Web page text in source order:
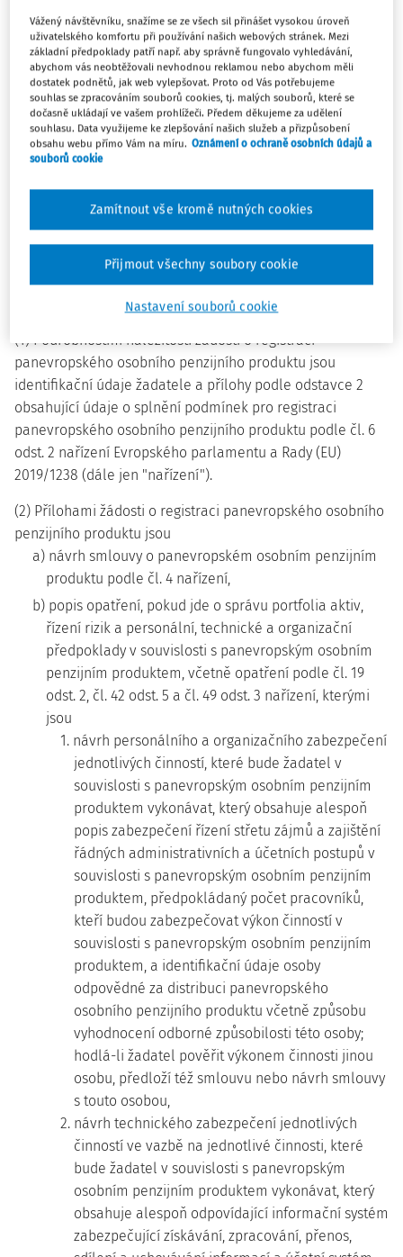
a) právnické osoby a podnikající fyzické osoby název
nebo jméno, sídlo, skutečné sídlo, liší-li se od sídla, a
identifikační číslo osoby nebo obdobné číslo
přidělované v zahraničí,
b) fyzické osoby, která není podnikatelem, jméno a
rodné číslo, nebo, nebylo-li přiděleno, datum
§ 3
Žádost o registraci panevropského osobního penzijního
produktu
(K § 3 odst. 3 zákona)
(1) Podrobnostmi náležitostí žádosti o registraci
panevropského osobního penzijního produktu jsou
identifikační údaje žadatele a přílohy podle odstavce 2
obsahující údaje o splnění podmínek pro registraci
panevropského osobního penzijního produktu podle čl. 6
odst. 2 nařízení Evropského parlamentu a Rady (EU)
2019/1238 (dále jen "nařízení").
(2) Přílohami žádosti o registraci panevropského osobního
penzijního produktu jsou
a) návrh smlouvy o panevropském osobním penzijním
produktu podle čl. 4 nařízení,
b) popis opatření, pokud jde o správu portfolia aktiv,
řízení rizik a personální, technické a organizační
předpoklady v souvislosti s panevropským osobním
penzijním produktem, včetně opatření podle čl. 19
odst. 2, čl. 42 odst. 5 a čl. 49 odst. 3 nařízení, kterými
jsou
1. návrh personálního a organizačního zabezpečení
jednotlivých činností, které bude žadatel v
souvislosti s panevropským osobním penzijním
produktem vykonávat, který obsahuje alespoň
popis zabezpečení řízení střetu zájmů a zajištění
řádných administrativních a účetních postupů v
souvislosti s panevropským osobním penzijním
produktem, předpokládaný počet pracovníků,
kteří budou zabezpečovat výkon činností v
souvislosti s panevropským osobním penzijním
produktem, a identifikační údaje osoby
odpovědné za distribuci panevropského
osobního penzijního produktu včetně způsobu
vyhodnocení odborné způsobilosti této osoby;
hodlá-li žadatel pověřit výkonem činnosti jinou
osobu, předloží též smlouvu nebo návrh smlouvy
s touto osobou,
2. návrh technického zabezpečení jednotlivých
činností ve vazbě na jednotlivé činnosti, které
bude žadatel v souvislosti s panevropským
osobním penzijním produktem vykonávat, který
obsahuje alespoň odpovídající informační systém
zabezpečující získávání, zpracování, přenos,
Vážený návštěvníku, snažíme se ze všech sil přinášet vysokou úroveň
uživatelského komfortu při používání našich webových stránek. Mezi
základní předpoklady patří např. aby správně fungovalo vyhledávání,
abychom vás neobtěžovali nevhodnou reklamou nebo abychom měli
dostatek podnětů, jak web vylepšovat. Proto od Vás potřebujeme
souhlas se zpracováním souborů cookies, tj. malých souborů, které se
dočasně ukládají ve vašem prohlížeči. Předem děkujeme za udělení
souhlasu. Data využijeme ke zlepšování našich služeb a přizpůsobení
obsahu webu přímo Vám na míru. Oznámení o ochraně osobních údajů a
souborů cookie
Nastavení souborů cookie
Zamítnout vše kromě nutných cookies
Přijmout všechny soubory cookie